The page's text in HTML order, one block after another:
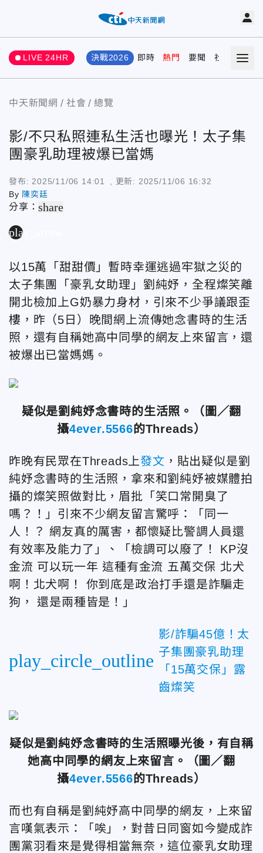
LIVE 24HR 決戰2026 即時 熱門 要聞 社會 娛樂
中天新聞網 社會 總覽
影/不只私照連私生活也曝光！太子集
團豪乳助理被爆已當媽
發布: 2025/11/06 14:01 , 更新: 2025/11/06 16:32
By 陳奕廷
分享：share
play_arrow
以15萬「甜甜價」暫時幸運逃過牢獄之災的
太子集團「豪乳女助理」劉純妤，全程燦笑離
開北檢加上G奶暴力身材，引來不少爭議跟歪
樓，昨（5日）晚間網上流傳她念書時的生活
照，還有自稱她高中同學的網友上來留言，還
被爆出已當媽媽。
疑似是劉純妤念書時的生活照。
（圖／翻
攝4ever.5566的Threads）
昨晚有民眾在Threads上發文 ，貼出疑似是劉
純妤念書時的生活照，拿來和劉純妤被媒體拍
攝的燦笑照做對比，眉批「笑口常開臭了
嗎？！」引來不少網友留言驚呼：「 同一
人！？ 網友真的厲害，都懷疑比警調人員還
有效率及能力了」、「 檢調可以廢了！ KP沒
金流 可以玩一年 這種有金流 五萬交保 北犬
啊！北犬啊！ 你到底是政治打手還是詐騙走
狗， 還是兩種皆是！」
play_circle_outline
影/詐騙45億！太
子集團豪乳助理
「15萬交保」露
齒燦笑
疑似是劉純妤念書時的生活照曝光後，有自稱
她高中同學的網友上來留言。
（圖／翻
攝4ever.5566的Threads）
而也有自稱是劉純妤高中同學的網友，上來留
言嘆氣表示：「唉」，對昔日同窗如今變成詐
團黨羽看來是覺得相當無奈，這位豪乳女助理